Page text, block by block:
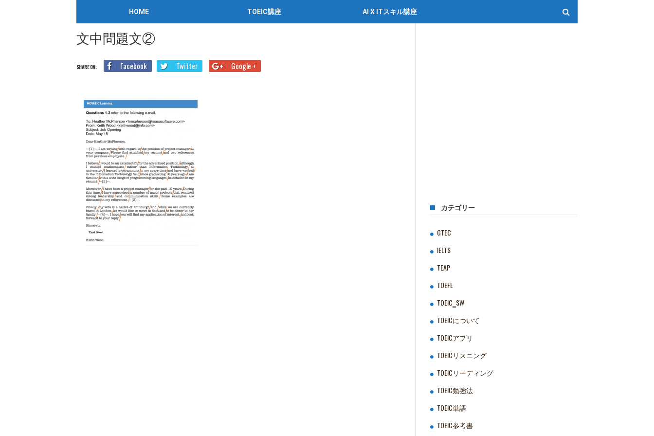
HOME TOEIC講座 AI X ITスキル講座
TOEIC勉強法 TOEIC Part7 対策はこれ！知っておくべき精読とは？ 文中問題文②
文中問題文②
SHARE ON: Facebook Twitter Google +
カテゴリー
GTEC
IELTS
TEAP
TOEFL
TOEIC‗SW
TOEICについて
TOEICアプリ
TOEICリスニング
TOEICリーディング
TOEIC勉強法
TOEIC単語
TOEIC参考書